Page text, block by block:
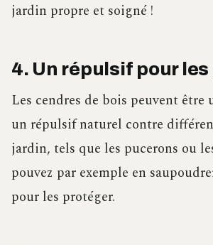
jardin propre et soigné !
4. Un répulsif pour
Les cendres de bois peuvent être
un répulsif naturel contre
jardin, tels que les pucerons ou
pouvez par exemple en
pour les protéger.